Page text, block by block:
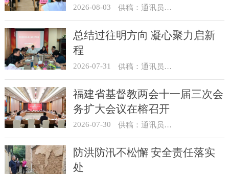
力专题培训
2026-08-03 供稿：通讯员 王建春 摄影：史爱梅
总结过往明方向 凝心聚力启新
程
2026-07-31 供稿：通讯员 冯莉琴
福建省基督教两会十一届三次会
务扩大会议在榕召开
2026-07-30 供稿：通讯员 杨莹莹
防洪防汛不松懈 安全责任落实
处